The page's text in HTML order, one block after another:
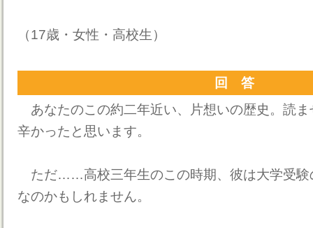
（17歳・女性・高校生）
回 答
あなたのこの約二年近い、片想いの歴史。読
辛かったと思います。
ただ……高校三年生のこの時期、彼は大学受験
なのかもしれません。